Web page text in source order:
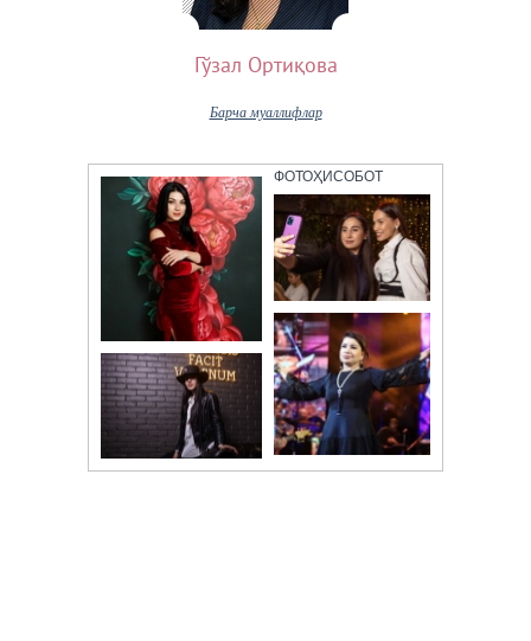
Гўзал Ортиқова
Барча муаллифлар
ФОТОҲИСОБОТ